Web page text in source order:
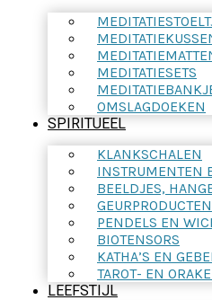
MEDITATIESETS
OMSLAGDOEKEN
SPIRITUEEL
KLANKSCHALEN
INSTRUMENTEN
BEELDJES,
GEURPRODUCTEN
PENDELS EN
BIOTENSORS
KATHA’S EN
TAROT- EN
LEEFSTIJL